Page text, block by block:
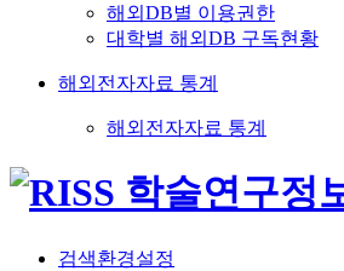
해외DB별 이용권한
대학별 해외DB 구독현황
해외전자자료 통계
해외전자자료 통계
검색환경설정